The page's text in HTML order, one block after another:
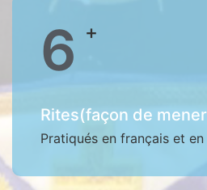
7 +
Rites(façon de
Pratiqués en français et